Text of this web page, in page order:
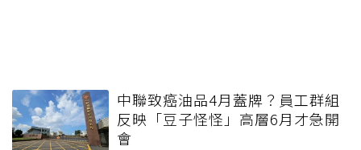
中聯致癌油品4月蓋牌？員工群組
反映「豆子怪怪」高層6月才急開
會